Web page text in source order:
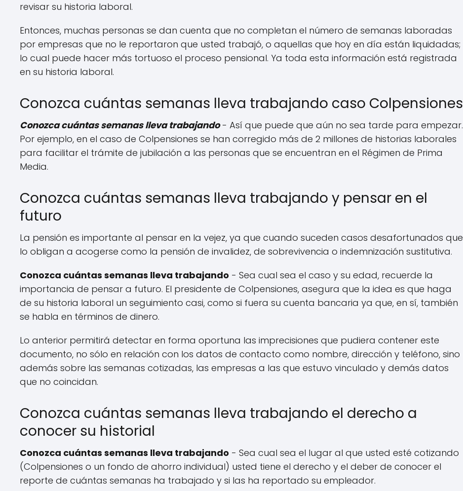
revisar su historia laboral.
Entonces, muchas personas se dan cuenta que no completan el número de semanas laboradas
por empresas que no le reportaron que usted trabajó, o aquellas que hoy en día están liquidadas;
lo cual puede hacer más tortuoso el proceso pensional. Ya toda esta información está registrada
en su historia laboral.
Conozca cuántas semanas lleva trabajando caso Colpensiones
Conozca cuántas semanas lleva trabajando- Así que puede que aún no sea tarde para empezar.
Por ejemplo, en el caso de Colpensiones se han corregido más de 2 millones de historias laborales
para facilitar el trámite de jubilación a las personas que se encuentran en el Régimen de Prima
Media.
Conozca cuántas semanas lleva trabajando y pensar en el
futuro
La pensión es importante al pensar en la vejez, ya que cuando suceden casos desafortunados que
lo obligan a acogerse como la pensión de invalidez, de sobrevivencia o indemnización sustitutiva.
Conozca cuántas semanas lleva trabajando - Sea cual sea el caso y su edad, recuerde la
importancia de pensar a futuro. El presidente de Colpensiones, asegura que la idea es que haga
de su historia laboral un seguimiento casi, como si fuera su cuenta bancaria ya que, en sí, también
se habla en términos de dinero.
Lo anterior permitirá detectar en forma oportuna las imprecisiones que pudiera contener este
documento, no sólo en relación con los datos de contacto como nombre, dirección y teléfono, sino
además sobre las semanas cotizadas, las empresas a las que estuvo vinculado y demás datos
que no coincidan.
Conozca cuántas semanas lleva trabajando el derecho a
conocer su historial
Conozca cuántas semanas lleva trabajando - Sea cual sea el lugar al que usted esté cotizando
(Colpensiones o un fondo de ahorro individual) usted tiene el derecho y el deber de conocer el
reporte de cuántas semanas ha trabajado y si las ha reportado su empleador.